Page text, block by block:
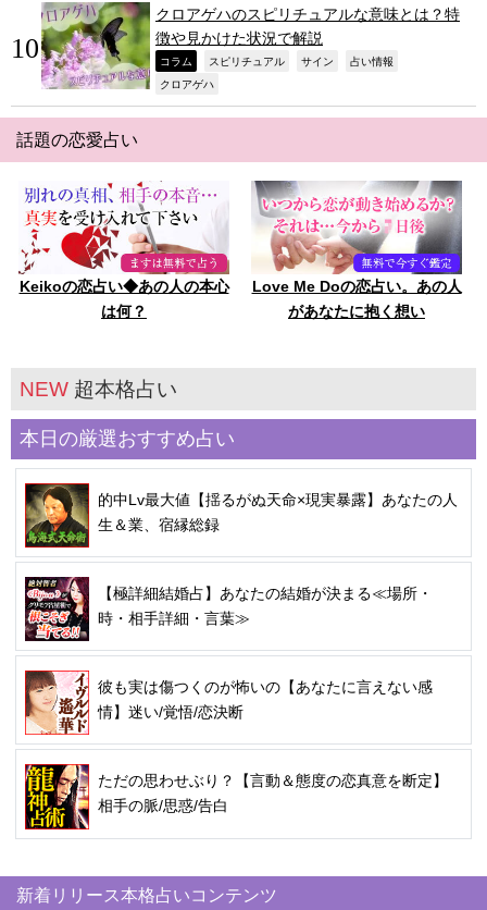
クロアゲハのスピリチュアルな意味とは？特
徴や見かけた状況で解説
コラム スピリチュアル サイン 占い情報
クロアゲハ
話題の恋愛占い
Keikoの恋占い◆あの人の本心
は何？
Love Me Doの恋占い。あの人
があなたに抱く想い
NEW 超本格占い
本日の厳選おすすめ占い
的中Lv最大値【揺るがぬ天命×現実暴露】あなたの人
生＆業、宿縁総録
【極詳細結婚占】あなたの結婚が決まる≪場所・
時・相手詳細・言葉≫
彼も実は傷つくのが怖いの【あなたに言えない感
情】迷い/覚悟/恋決断
ただの思わせぶり？【言動＆態度の恋真意を断定】
相手の脈/思惑/告白
新着リリース本格占いコンテンツ